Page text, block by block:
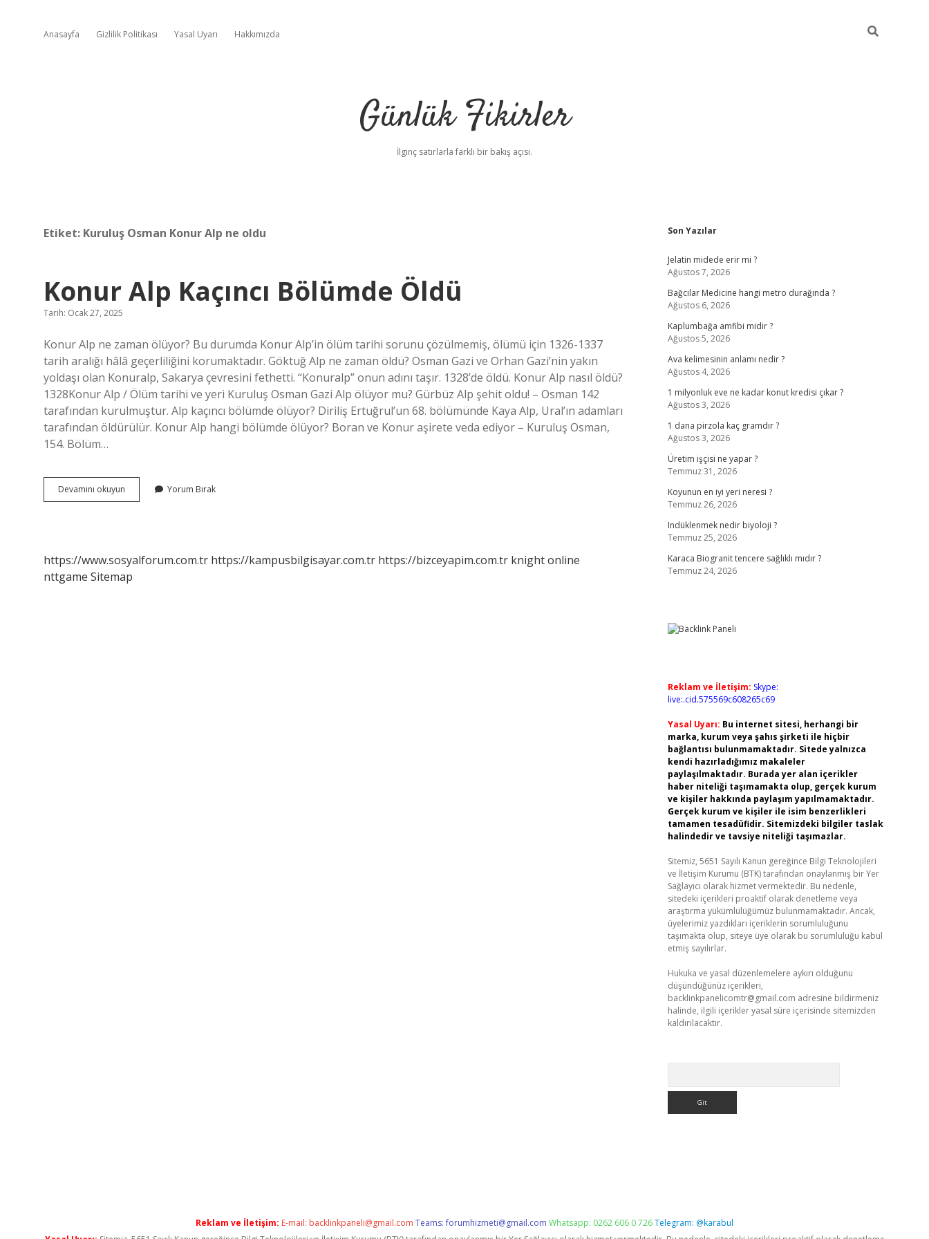
Anasayfa Gizlilik Politikası Yasal Uyarı Hakkımızda
Günlük Fikirler
İlginç satırlarla farklı bir bakış açısı.
Etiket: Kuruluş Osman Konur Alp ne oldu
Konur Alp Kaçıncı Bölümde Öldü
Tarih: Ocak 27, 2025
Konur Alp ne zaman ölüyor? Bu durumda Konur Alp’in ölüm tarihi sorunu çözülmemiş, ölümü için 1326-1337
tarih aralığı hâlâ geçerliliğini korumaktadır. Göktuğ Alp ne zaman öldü? Osman Gazi ve Orhan Gazi’nin yakın
yoldaşı olan Konuralp, Sakarya çevresini fethetti. “Konuralp” onun adını taşır. 1328’de öldü. Konur Alp nasıl öldü?
1328Konur Alp / Ölüm tarihi ve yeri Kuruluş Osman Gazi Alp ölüyor mu? Gürbüz Alp şehit oldu! – Osman 142
tarafından kurulmuştur. Alp kaçıncı bölümde ölüyor? Diriliş Ertuğrul’un 68. bölümünde Kaya Alp, Ural’ın adamları
tarafından öldürülür. Konur Alp hangi bölümde ölüyor? Boran ve Konur aşirete veda ediyor – Kuruluş Osman,
154. Bölüm…
Devamını okuyun
Alp
Yorum Bırak
https://www.sosyalforum.com.tr https://kampusbilgisayar.com.tr https://bizceyapim.com.tr knight online
nttgame Sitemap
Sidebar
Son Yazılar
Jelatin midede erir mi ?
Ağustos 7, 2026
Bağcılar Medicine hangi metro durağında ?
Ağustos 6, 2026
Kaplumbağa amfibi midir ?
Ağustos 5, 2026
Ava kelimesinin anlamı nedir ?
Ağustos 4, 2026
1 milyonluk eve ne kadar konut kredisi çıkar ?
Ağustos 3, 2026
1 dana pirzola kaç gramdır ?
Ağustos 3, 2026
Üretim işçisi ne yapar ?
Temmuz 31, 2026
Koyunun en iyi yeri neresi ?
Temmuz 26, 2026
Indüklenmek nedir biyoloji ?
Temmuz 25, 2026
Karaca Biogranit tencere sağlıklı mıdır ?
Temmuz 24, 2026
Reklam ve İletişim: Skype:
live:.cid.575569c608265c69
Yasal Uyarı: Bu internet sitesi, herhangi bir
marka, kurum veya şahıs şirketi ile hiçbir
bağlantısı bulunmamaktadır. Sitede yalnızca
kendi hazırladığımız makaleler
paylaşılmaktadır. Burada yer alan içerikler
haber niteliği taşımamakta olup, gerçek kurum
ve kişiler hakkında paylaşım yapılmamaktadır.
Gerçek kurum ve kişiler ile isim benzerlikleri
tamamen tesadüfidir. Sitemizdeki bilgiler taslak
halindedir ve tavsiye niteliği taşımazlar.
Sitemiz, 5651 Sayılı Kanun gereğince Bilgi Teknolojileri
ve İletişim Kurumu (BTK) tarafından onaylanmış bir Yer
Sağlayıcı olarak hizmet vermektedir. Bu nedenle,
sitedeki içerikleri proaktif olarak denetleme veya
araştırma yükümlülüğümüz bulunmamaktadır. Ancak,
üyelerimiz yazdıkları içeriklerin sorumluluğunu
taşımakta olup, siteye üye olarak bu sorumluluğu kabul
etmiş sayılırlar.
Hukuka ve yasal düzenlemelere aykırı olduğunu
düşündüğünüz içerikleri,
backlinkpanelicomtr@gmail.com adresine bildirmeniz
halinde, ilgili içerikler yasal süre içerisinde sitemizden
kaldırılacaktır.
Reklam ve İletişim: E-mail: backlinkpaneli@gmail.com Teams:forumhizmeti@gmail.com Whatsapp: 0262 606 0 726Telegram: @karabul